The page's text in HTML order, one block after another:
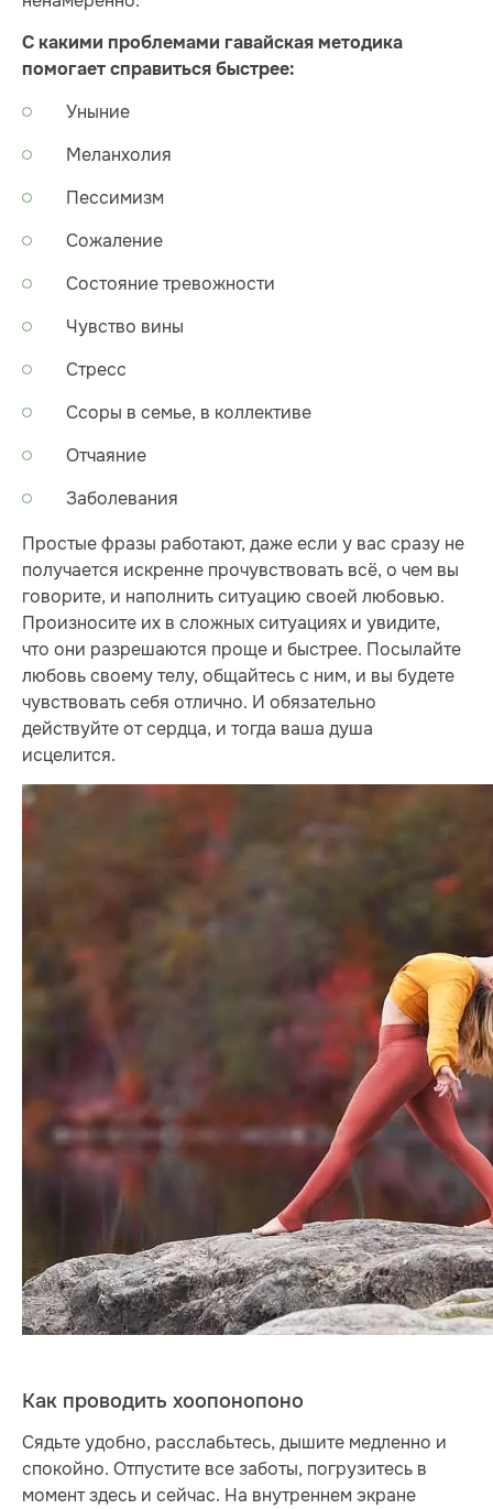
С какими проблемами гавайская методика
помогает справиться быстрее:
Уныние
Меланхолия
Пессимизм
Сожаление
Состояние тревожности
Чувство вины
Стресс
Ссоры в семье, в коллективе
Отчаяние
Заболевания
Простые фразы работают, даже если у вас сразу не
получается искренне прочувствовать всё, о чем вы
говорите, и наполнить ситуацию своей любовью.
Произносите их в сложных ситуациях и увидите,
что они разрешаются проще и быстрее. Посылайте
любовь своему телу, общайтесь с ним, и вы будете
чувствовать себя отлично. И обязательно
действуйте от сердца, и тогда ваша душа
исцелится.
Как проводить хоопонопоно
Сядьте удобно, расслабьтесь, дышите медленно и
спокойно. Отпустите все заботы, погрузитесь в
момент здесь и сейчас. На внутреннем экране